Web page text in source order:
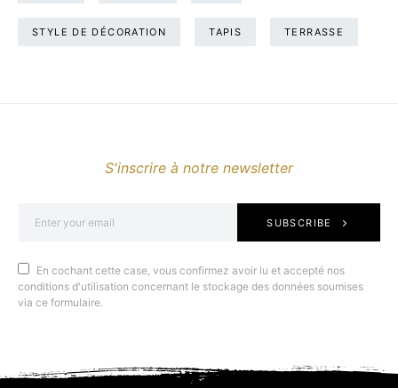
STYLE DE DÉCORATION TAPIS TERRASSE
S'inscrire à notre newsletter
SUBSCRIBE
En cochant cette case, vous confirmez avoir lu et accepté nos
conditions d'utilisation concernant le stockage des données soumises
via ce formulaire.